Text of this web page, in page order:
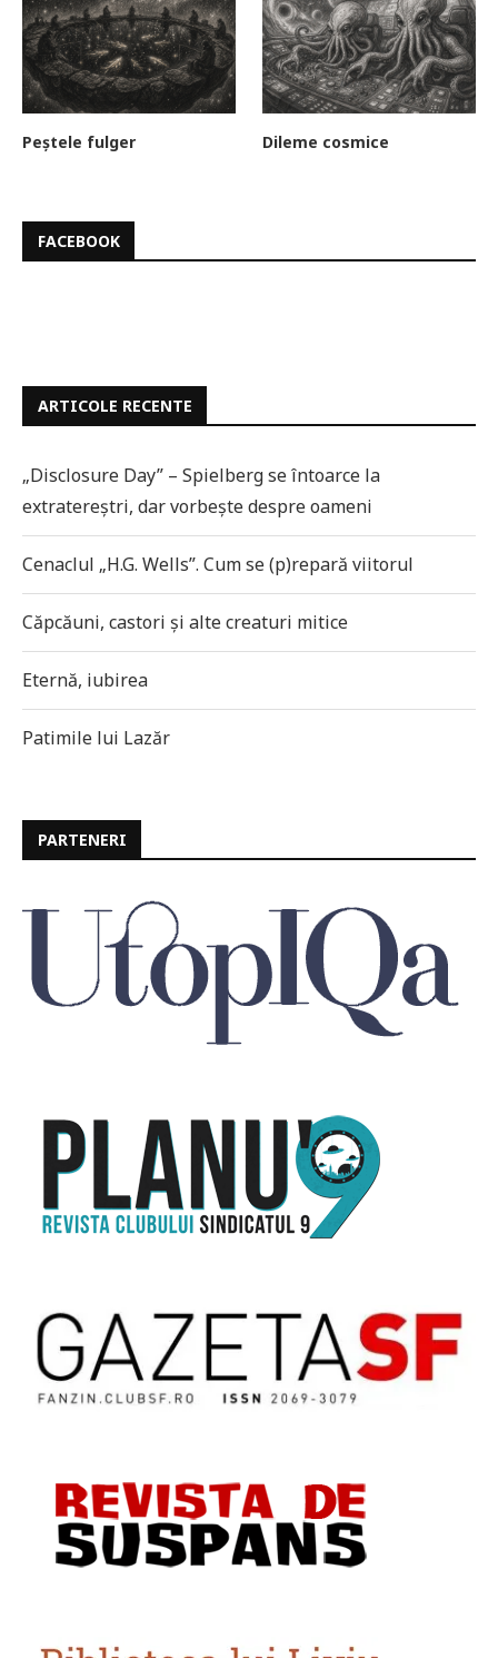
Peștele fulger Dileme cosmice
FACEBOOK
ARTICOLE RECENTE
„Disclosure Day” – Spielberg se întoarce la
extratereștri, dar vorbește despre oameni
Cenaclul „H.G. Wells”. Cum se (p)repară viitorul
Căpcăuni, castori și alte creaturi mitice
Eternă, iubirea
Patimile lui Lazăr
PARTENERI